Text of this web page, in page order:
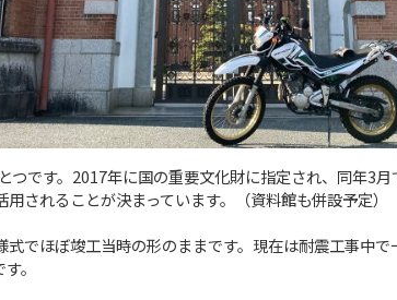
つです。2017年に国の重要文化財に指定され、同年3
されることが決まっています。（資料館も併設予定）
でほぼ竣工当時の形のままです。現在は耐震工事中
。